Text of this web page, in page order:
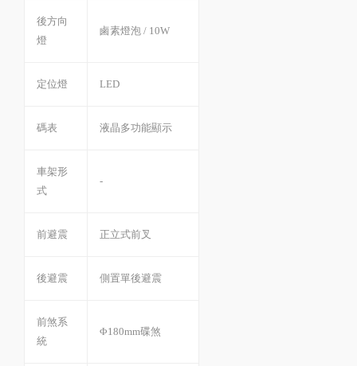
後方向
燈
鹵素燈泡 / 10W
定位燈 LED
碼表 液晶多功能顯示
車架形
式
-
前避震 正立式前叉
後避震 側置單後避震
前煞系
統
Φ180mm碟煞